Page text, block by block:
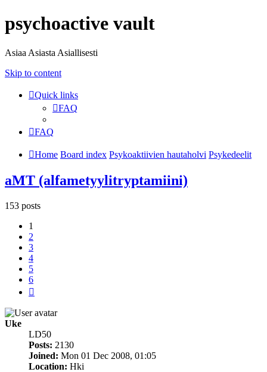
psychoactive vault
Asiaa Asiasta Asiallisesti
Skip to content
Quick links
FAQ
FAQ
Home Board index Psykoaktiivien hautaholvi Psykedeelit
aMT (alfametyylitryptamiini)
153 posts
1
2
3
4
5
6
Uke
LD50
Posts: 2130
Joined: Mon 01 Dec 2008, 01:05
Location: Hki